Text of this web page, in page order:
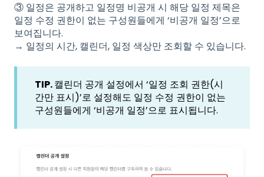
③ 일정은 공개하고 일정명 비공개 시 해당 일정 제목은
일정 수정 권한이 없는 구성원들에게 ‘비공개 일정’으로
보여집니다.
→ 일정의 시간, 캘린더, 일정 색상만 조회할 수 있습니다.
TIP.캘린더 공개 설정에서 ‘일정 조회 권한(시
간만 표시)’로 설정해도 일정 수정 권한이 없는
구성원들에게 ‘비공개 일정’으로 표시됩니다.